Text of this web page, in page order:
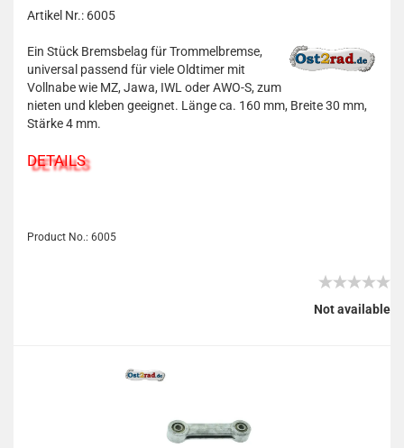
Artikel Nr.: 6005
Ein Stück Bremsbelag für Trommelbremse,
universal passend für viele Oldtimer mit
Vollnabe wie MZ, Jawa, IWL oder AWO-S, zum
nieten und kleben geeignet. Länge ca. 160 mm, Breite 30 mm,
Stärke 4 mm.
DETAILS
Product No.: 6005
Not available